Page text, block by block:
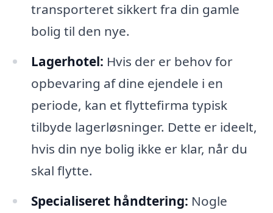
transporteret sikkert fra din gamle
bolig til den nye.
Lagerhotel: Hvis der er behov for
opbevaring af dine ejendele i en
periode, kan et flyttefirma typisk
tilbyde lagerløsninger. Dette er ideelt,
hvis din nye bolig ikke er klar, når du
skal flytte.
Specialiseret håndtering: Nogle